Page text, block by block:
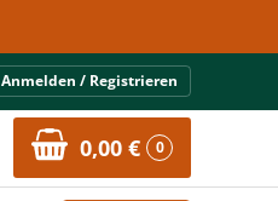
Anmelden / Registrieren
0,00 € 0